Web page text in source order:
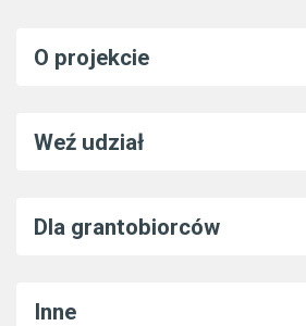
O projekcie
Weź udział
Dla grantobiorców
Inne